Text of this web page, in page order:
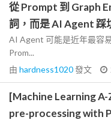
從 Prompt 到 Graph
詞，而是 AI Agent 踩
AI Agent 可能是近年最容
Prom...
由 hardness1020發文
[Machine Learning
pre-processing with